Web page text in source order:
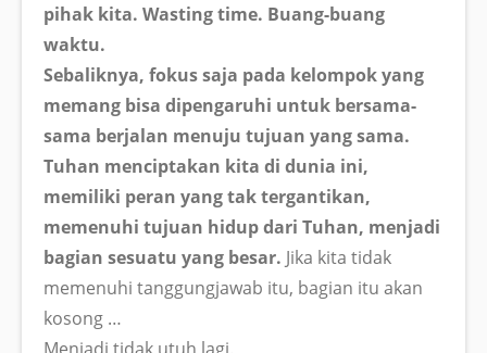
pihak kita. Wasting time. Buang-buang
waktu.
Sebaliknya, fokus saja pada kelompok yang
memang bisa dipengaruhi untuk bersama-
sama berjalan menuju tujuan yang sama.
Tuhan menciptakan kita di dunia ini,
memiliki peran yang tak tergantikan,
memenuhi tujuan hidup dari Tuhan, menjadi
bagian sesuatu yang besar. Jika kita tidak
memenuhi tanggungjawab itu, bagian itu akan
kosong …
Menjadi tidak utuh lagi.